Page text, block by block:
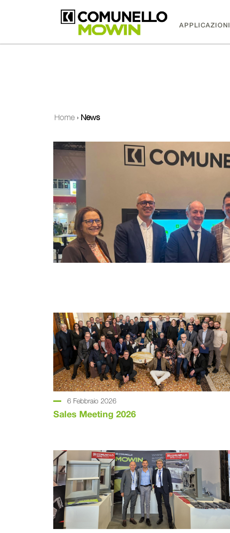
APPLICAZIONI
Home › News
6 Febbraio 2026
Sales Meeting 2026